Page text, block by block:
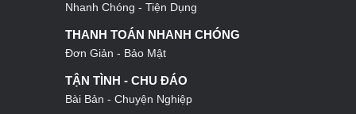
Nhanh Chóng - Tiện Dụng
THANH TOÁN NHANH CHÓNG
Đơn Giản - Bảo Mật
TẬN TÌNH - CHU ĐÁO
Bài Bản - Chuyện Nghiệp